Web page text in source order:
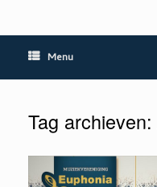
Menu
Tag archieven: